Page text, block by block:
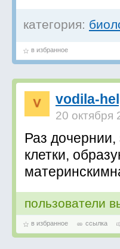
категория:
в избранное
vodila-
20 октября
Раз дочернии,
клетки,
пользователи
в избранное ссылка